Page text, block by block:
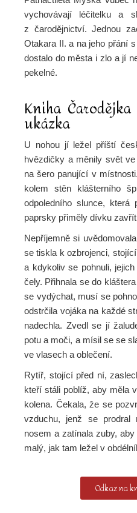
vychovávají léčitelku a
z čarodějnictví. Jednou
Otakara II. a na jeho přání
dostalo do města i zlo a jí
pekelné.
Kniha
ukázka
U nohou jí ležel příští
hvězdičky a měnily svět
na šero panující v
kolem stěn klášterního
odpoledního slunce, která
paprsky přiměly dívku
Nepříjemně si
se tiskla k ozbrojenci,
a kdykoliv se pohnuli,
čely. Přihnala se do
se vydýchat, musí se
odstrčila vojáka na každé
nadechla. Zvedl se jí
potu a moči, a mísil se se
ve vlasech a oblečení.
Rytíř, stojící před ní,
kteří stáli poblíž, aby měla
kolena. Čekala, že se
vzduchu, jenž se prodral
nosem a zatínala zuby,
malý, jak tam ležel v
Odkaz na